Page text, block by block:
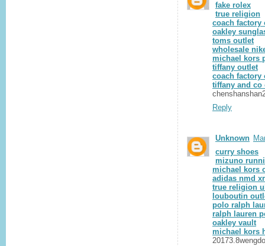
fake rolex
true religion
coach factory
oakley
toms outlet
wholesale
michael kors
tiffany outlet
coach factory
tiffany and co
Reply
Unknown
curry shoes
mizuno
michael kors
adidas nmd
true religion
louboutin
polo ralph
ralph lauren
oakley vault
michael kors